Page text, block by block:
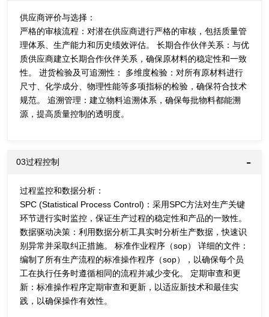
供应商评价与选择：
严格的审核流程：对潜在供应商进行严格的审核，包括质量管
理体系、生产能力和历史绩效评估。 长期合作伙伴关系：与优
质供应商建立长期合作伙伴关系，确保原材料的稳定性和一致
性。 进货检验及可追溯性： 多维度检验：对所有原材料进行
尺寸、化学成分、物理性能等多项指标的检验，确保符合技术
规范。 追溯管理：建立物料追溯体系，确保每批物料都能溯
源，提高质量控制的透明度。
03过程控制
过程监控和数据分析：
SPC (Statistical Process Control)：采用SPC方法对生产关键
环节进行实时监控，保证生产过程的稳定性和产品的一致性。
数据驱动决策：利用数据分析工具实时分析生产数据，快速识
别异常并采取纠正措施。 标准作业程序（sop） 详细的文件：
编制了所有生产流程的标准操作程序（sop），以确保每个员
工在执行任务时遵循相同的流程并减少变化。 定期审查和更
新：标准操作程序定期审查和更新，以适应新技术和最佳实
践，以确保操作有效性。